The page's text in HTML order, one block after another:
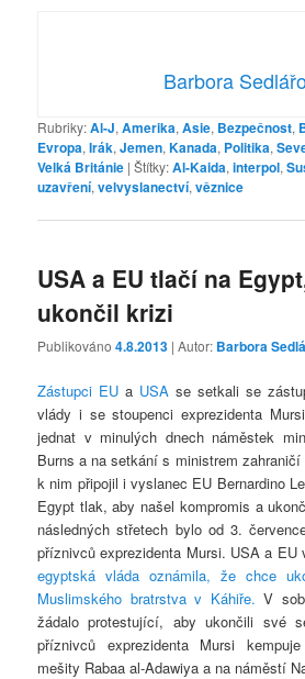
Barbora
Rubriky:Al-J,Amerika,Asie, Bezpečnost,
Evropa,Irák,Jemen,Kanada, Politika,
Velká Británie |Štítky:Al-Kaida,interpol,
uzavření,velvyslanectví,věznice
USA a EU tlačí na
ukončil krizi
Publikováno4.8.2013 | Autor: Barbora
Zástupci EU a USA se setkali se
vlády i se stoupenci exprezidenta
jednat v minulých dnech náměstek
Burns a na setkání s ministrem
k nim připojil i vyslanec EU Bernardino
Egypt tlak, aby našel kompromis a
následných střetech bylo od 3.
příznivců exprezidenta Mursi. USA a EU
egyptská vláda oznámila, že chce
Muslimského bratrstva v Káhiře. V
žádalo protestující, aby ukončili své
příznivců exprezidenta Mursi
mešity Rabaa al-Adawiya a na náměstí